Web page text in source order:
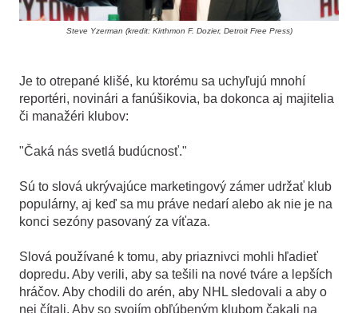
Steve Yzerman (kredit: Kirthmon F. Dozier, Detroit Free Press)
Je to otrepané klišé, ku ktorému sa uchyľujú mnohí
reportéri, novinári a fanúšikovia, ba dokonca aj majitelia
či manažéri klubov:
"Čaká nás svetlá budúcnosť."
Sú to slová ukrývajúce marketingový zámer udržať klub
populárny, aj keď sa mu práve nedarí alebo ak nie je na
konci sezóny pasovaný za víťaza.
Slová používané k tomu, aby priaznivci mohli hľadieť
dopredu. Aby verili, aby sa tešili na nové tváre a lepších
hráčov. Aby chodili do arén, aby NHL sledovali a aby o
nej čítali. Aby so svojím obľúbeným klubom čakali na